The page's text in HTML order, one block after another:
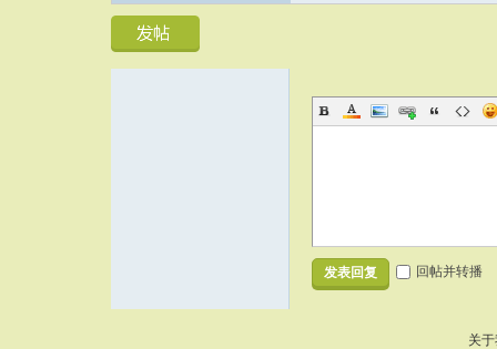
发表回复 回帖并转播
关